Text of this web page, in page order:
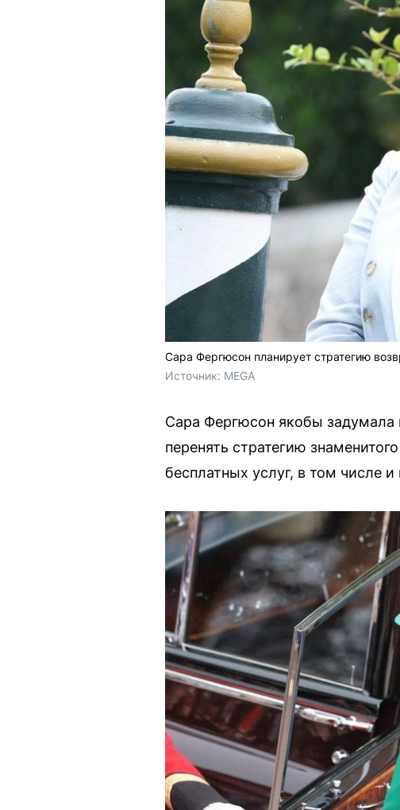
Сара Фергюсон планирует стратегию
Источник: MEGA
Сара Фергюсон якобы задумала
перенять стратегию
бесплатных услуг, в том числе